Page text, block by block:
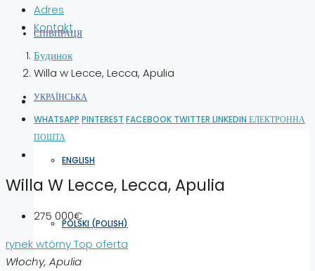
СПІВПРАЦЯ
УКРАЇНСЬКА
ENGLISH
POLSKI (POLISH)
Adres
Kontakt
Будинок
Willa w Lecce, Lecca, Apulia
WHATSAPP PINTEREST FACEBOOK TWITTER LINKEDIN ЕЛЕКТРОННА
ПОШТА
Willa W Lecce, Lecca, Apulia
275 000€
rynek wtórnyTop oferta
Włochy, Apulia